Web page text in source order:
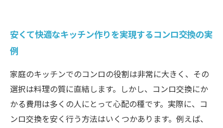
安くて快適なキッチン作りを実現するコンロ交換の実
例
家庭のキッチンでのコンロの役割は非常に大きく、その
選択は料理の質に直結します。しかし、コンロ交換にか
かる費用は多くの人にとって心配の種です。実際に、コ
ンロ交換を安く行う方法はいくつかあります。例えば、